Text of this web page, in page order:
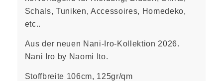
Schals, Tuniken, Accessoires, Homedeko,
etc..
Aus der neuen Nani-Iro-Kollektion 2026.
Nani Iro by Naomi Ito.
Stoffbreite 106cm, 125gr/qm